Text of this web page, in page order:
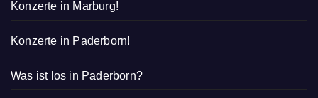
Konzerte in Marburg!
Konzerte in Paderborn!
Was ist los in Paderborn?